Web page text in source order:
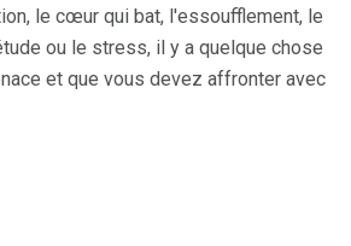
le cœur qui bat, l'essoufflement, le
ou le stress, il y a quelque chose
et que vous devez affronter avec